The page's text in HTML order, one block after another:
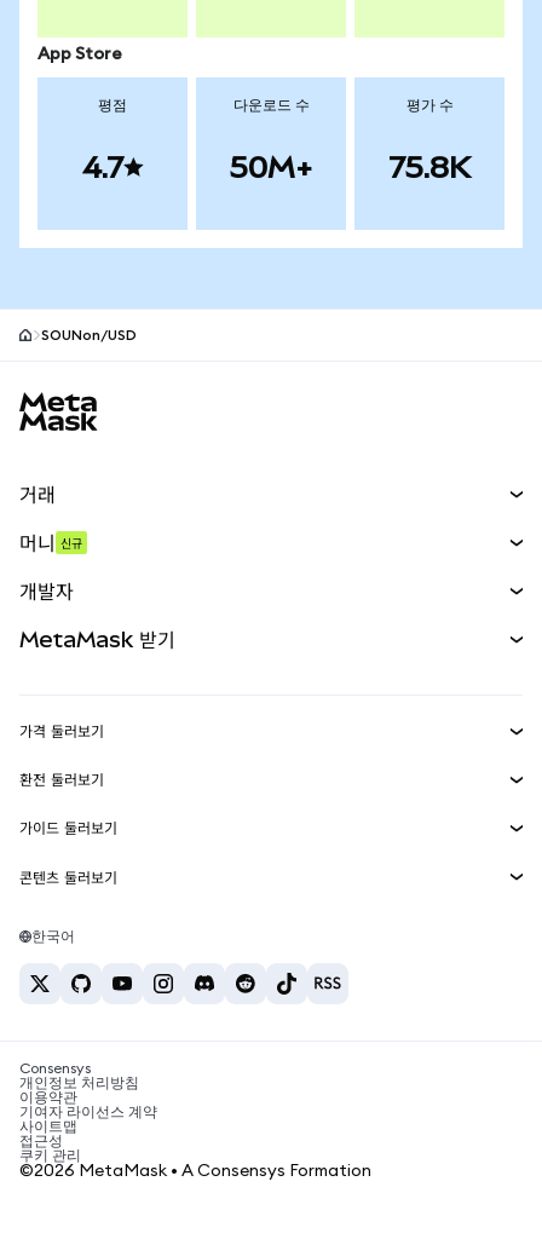
App Store
평점
4.7
다운로드 수
50M+
평가 수
75.8K
SOUNon/USD
거래
무기한 선물
실물자산
머니 신규
개발자
MetaMask Connect
Snaps
웹3 서비스
MetaMask 받기
보안
고객 지원
채용
가격 둘러보기
이더리움 가격
솔라나 가격
테더 가격
환전 둘러보기
ETH를 USD로 환전
USDT를 INR로 환전
BTC를 INR로 환전
ETH를 USDT로 환전
가이드 둘러보기
ETH 매수
USDT 매수
SHIB 매수
BNB 매수
콘텐츠 둘러보기
솔라나 지갑
암호화폐 세금 뉴스
암호화폐 매수 방법
비트코인 매도 방법
한국어
Consensys
개인정보 처리방침
이용약관
기여자 라이선스 계약
사이트맵
접근성
쿠키 관리
©2026 MetaMask • A Consensys Formation